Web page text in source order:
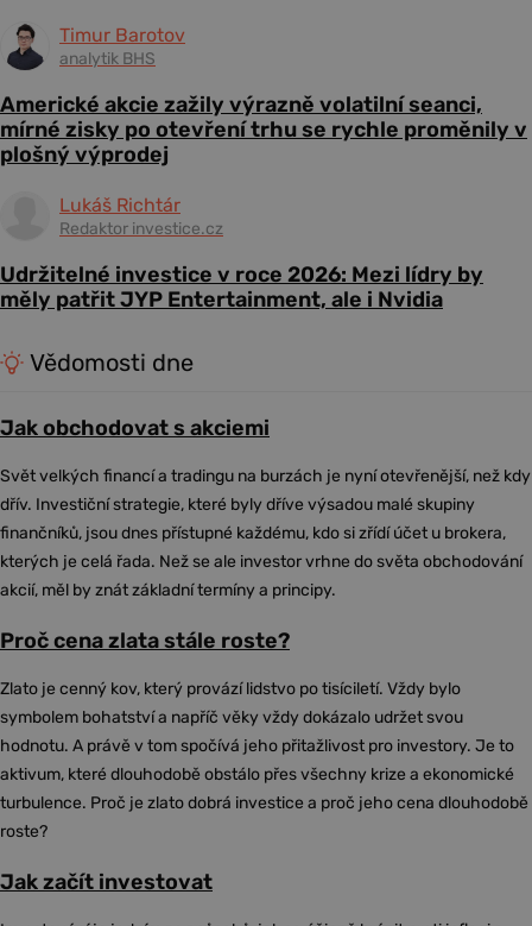
Timur Barotov
analytik BHS
Americké akcie zažily výrazně volatilní seanci,
mírné zisky po otevření trhu se rychle proměnily v
plošný výprodej
Lukáš Richtár
Redaktor investice.cz
Udržitelné investice v roce 2026: Mezi lídry by
měly patřit JYP Entertainment, ale i Nvidia
Vědomosti dne
Jak obchodovat s akciemi
Svět velkých financí a tradingu na burzách je nyní otevřenější, než kdy
dřív. Investiční strategie, které byly dříve výsadou malé skupiny
finančníků, jsou dnes přístupné každému, kdo si zřídí účet u brokera,
kterých je celá řada. Než se ale investor vrhne do světa obchodování
akcií, měl by znát základní termíny a principy.
Proč cena zlata stále roste?
Zlato je cenný kov, který provází lidstvo po tisíciletí. Vždy bylo
symbolem bohatství a napříč věky vždy dokázalo udržet svou
hodnotu. A právě v tom spočívá jeho přitažlivost pro investory. Je to
aktivum, které dlouhodobě obstálo přes všechny krize a ekonomické
turbulence. Proč je zlato dobrá investice a proč jeho cena dlouhodobě
roste?
Jak začít investovat